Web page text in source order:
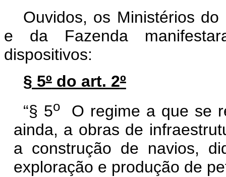
Ouvidos, os Ministérios
e da Fazenda
dispositivos:
§ 5ºdo art. 2º
“§ 5oO regime a que se
ainda, a obras de
a construção de navios,
exploração e produção de